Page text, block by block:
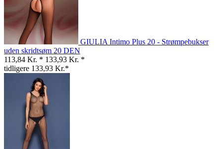
GIULIA Intimo Plus 20 - Strømpebukser
uden skridtsøm 20 DEN
113,84 Kr. * 133,93 Kr. *
tidligere 133,93 Kr.*